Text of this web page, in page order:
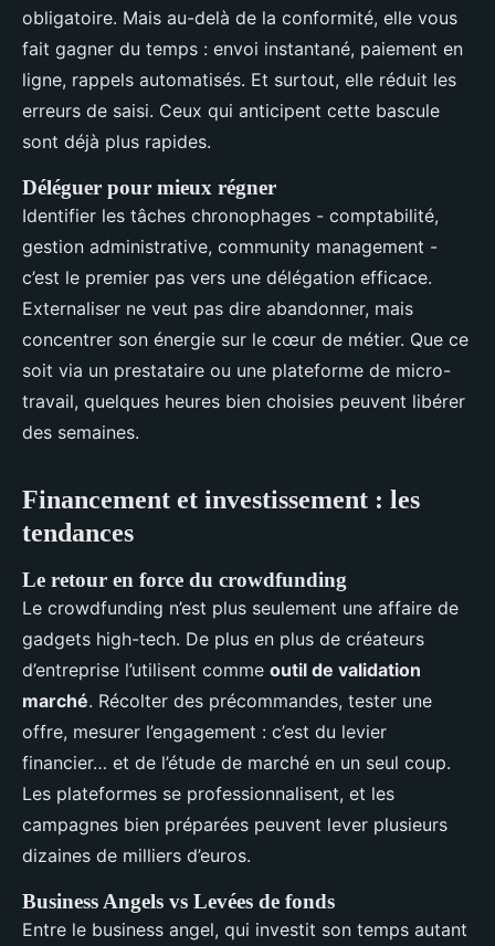
obligatoire. Mais au-delà de la conformité, elle vous
fait gagner du temps : envoi instantané, paiement en
ligne, rappels automatisés. Et surtout, elle réduit les
erreurs de saisi. Ceux qui anticipent cette bascule
sont déjà plus rapides.
Déléguer pour mieux régner
Identifier les tâches chronophages - comptabilité,
gestion administrative, community management -
c’est le premier pas vers une délégation efficace.
Externaliser ne veut pas dire abandonner, mais
concentrer son énergie sur le cœur de métier. Que ce
soit via un prestataire ou une plateforme de micro-
travail, quelques heures bien choisies peuvent libérer
des semaines.
Financement et investissement : les
tendances
Le retour en force du crowdfunding
Le crowdfunding n’est plus seulement une affaire de
gadgets high-tech. De plus en plus de créateurs
d’entreprise l’utilisent comme outil de validation
marché. Récolter des précommandes, tester une
offre, mesurer l’engagement : c’est du levier
financier… et de l’étude de marché en un seul coup.
Les plateformes se professionnalisent, et les
campagnes bien préparées peuvent lever plusieurs
dizaines de milliers d’euros.
Business Angels vs Levées de fonds
Entre le business angel, qui investit son temps autant